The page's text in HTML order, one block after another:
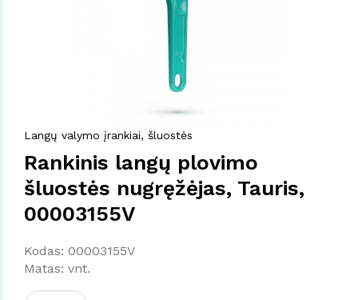
Langų valymo įrankiai, šluostės
Rankinis langų plovimo
šluostės nugręžėjas, Tauris,
00003155V
Kodas: 00003155V
Matas: vnt.